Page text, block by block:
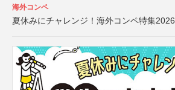
海外コンペ
夏休みにチャレンジ！海外コンペ特集2026